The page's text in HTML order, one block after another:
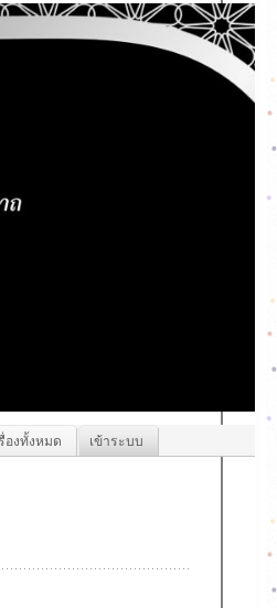
องทั้งหมด เข้าระบบ